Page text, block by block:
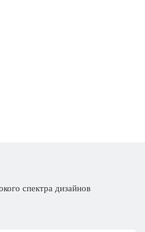
спектра дизайнов